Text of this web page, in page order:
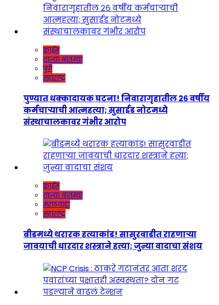
क्राईम
ताज्या बातम्या
पुणे
महाराष्ट्र
पुण्यात धक्कादायक घटना! निवारागृहातील २६ वर्षीय
कर्मचाऱ्याची आत्महत्या; सुसाईड नोटमध्ये
संस्थाचालकावर गंभीर आरोप
क्राईम
ताज्या बातम्या
मराठवाडा
महाराष्ट्र
बीडमध्ये थरारक हत्याकांड! सासुरवाडीत राहणाऱ्या
जावयाची धारदार शस्त्राने हत्या; जुन्या वादाचा संशय